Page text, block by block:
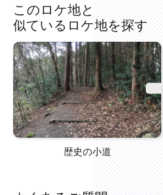
このロケ地と
似ているロケ地を探す
歴史の小道